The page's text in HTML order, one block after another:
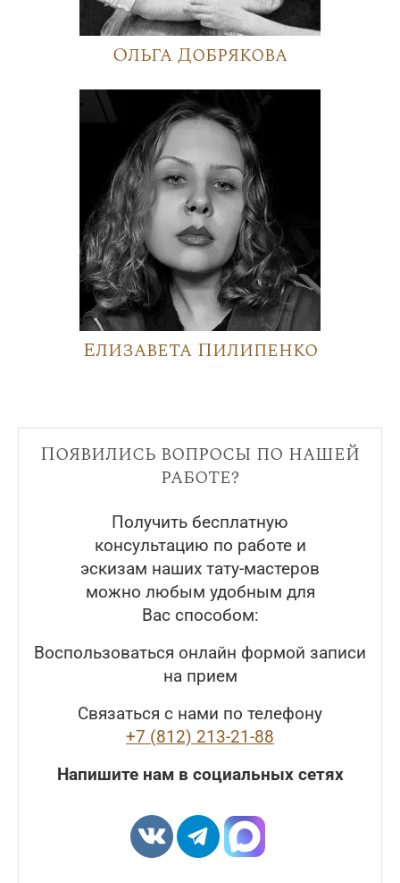
Ольга Добрякова
Елизавета Пилипенко
Появились вопросы по нашей
работе?
Получить бесплатную
консультацию по работе и
эскизам наших тату-мастеров
можно любым удобным для
Вас способом:
Воспользоваться онлайн формой записи
на прием
Связаться с нами по телефону
+7 (812) 213-21-88
Напишите нам в социальных сетях